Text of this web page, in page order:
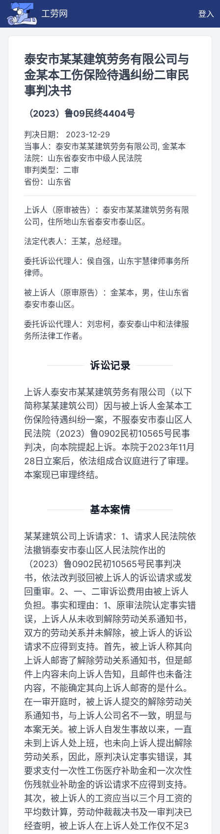
工劳网 登入
泰安市某某建筑劳务有限公司与
金某本工伤保险待遇纠纷二审民
事判决书
（2023）鲁09民终4404号
判决日期： 2023-12-29
当事人： 泰安市某某建筑劳务有限公司, 金某本
法院： 山东省泰安市中级人民法院
审判类型： 二审
省份： 山东省
上诉人（原审被告）：泰安市某某建筑劳务有限
公司，住所地山东省泰安市泰山区。
法定代表人：王某，总经理。
委托诉讼代理人：侯自强，山东宇慧律师事务所
律师。
被上诉人（原审原告）：金某本，男，住山东省
泰安市泰山区。
委托诉讼代理人：刘忠柯，泰安泰山中和法律服
务所法律工作者。
诉讼记录
上诉人泰安市某某建筑劳务有限公司（以下
简称某某建筑公司）因与被上诉人金某本工
伤保险待遇纠纷一案，不服泰安市泰山区人
民法院（2023）鲁0902民初10565号民事
判决，向本院提起上诉。本院于2023年11月
28日立案后，依法组成合议庭进行了审理。
本案现已审理终结。
基本案情
某某建筑公司上诉请求：1、请求人民法院依
法撤销泰安市泰山区人民法院作出的
（2023）鲁0902民初10565号民事判决
书，依法改判驳回被上诉人的诉讼请求或发
回重审。2、一、二审诉讼费用由被上诉人
负担。事实和理由：1、原审法院认定事实错
误，上诉人从未收到解除劳动关系通知书，
双方的劳动关系并未解除，被上诉人的诉讼
请求不应得到支持。首先，被上诉人称其向
上诉人邮寄了解除劳动关系通知书，但是邮
件上内容未向上诉人告知，且邮件也未备注
内容，不能确定其向上诉人邮寄的是什么。
在一审开庭时，被上诉人提交的解除劳动关
系通知书，与上诉人公司名不一致，明显与
本案无关。被上诉人自发生事故以来，一直
未到上诉人处上班，也未向上诉人提出解除
劳动关系，因此，原判决认定事实错误，其
要求支付一次性工伤医疗补助金和一次次性
伤残就业补助金的诉讼请求不应得到支持。
其次，被上诉人的工资应当以三个月工资的
平均数计算，劳动仲裁裁决书及一审判决已
经查明，被上诉人在上诉人处工作仅不足3